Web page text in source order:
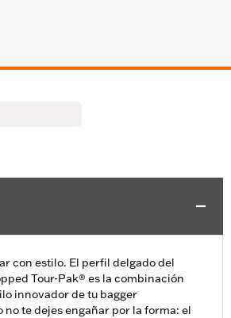
con estilo. El perfil delgado del
Tour-Pak® es la combinación
innovador de tu bagger
no te dejes engañar por la forma: el